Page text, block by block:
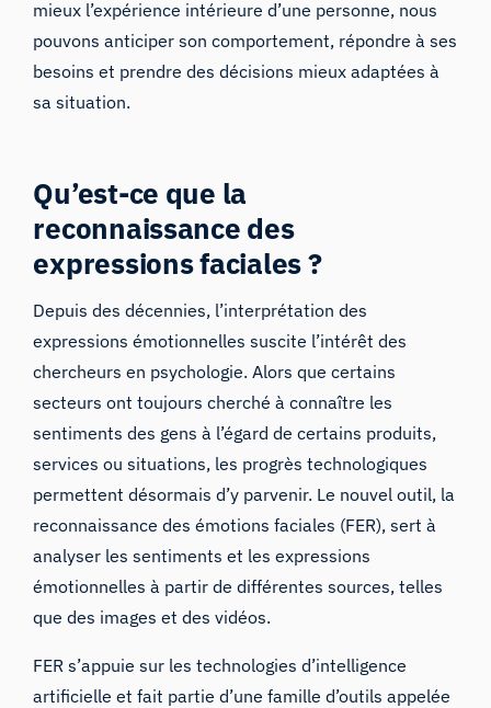
mieux l’expérience intérieure d’une personne, nous
pouvons anticiper son comportement, répondre à ses
besoins et prendre des décisions mieux adaptées à
sa situation.
Qu’est-ce que la
reconnaissance des
expressions faciales ?
Depuis des décennies, l’interprétation des
expressions émotionnelles suscite l’intérêt des
chercheurs en psychologie. Alors que certains
secteurs ont toujours cherché à connaître les
sentiments des gens à l’égard de certains produits,
services ou situations, les progrès technologiques
permettent désormais d’y parvenir. Le nouvel outil, la
reconnaissance des émotions faciales (FER), sert à
analyser les sentiments et les expressions
émotionnelles à partir de différentes sources, telles
que des images et des vidéos.
FER s’appuie sur les technologies d’intelligence
artificielle et fait partie d’une famille d’outils appelée